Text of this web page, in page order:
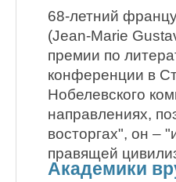
68-летний
(Jean-Marie
премии по
конференции в
Нобелевского
направлениях,
восторгах", он –
правящей
Академики